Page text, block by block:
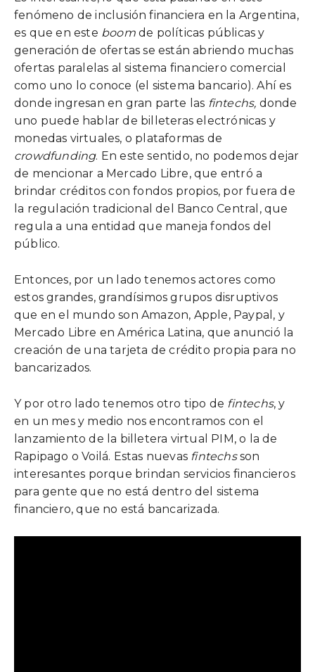
fenómeno de inclusión financiera en la Argentina,
es que en este boom de políticas públicas y
generación de ofertas se están abriendo muchas
ofertas paralelas al sistema financiero comercial
como uno lo conoce (el sistema bancario). Ahí es
donde ingresan en gran parte las fintechs, donde
uno puede hablar de billeteras electrónicas y
monedas virtuales, o plataformas de
crowdfunding. En este sentido, no podemos dejar
de mencionar a Mercado Libre, que entró a
brindar créditos con fondos propios, por fuera de
la regulación tradicional del Banco Central, que
regula a una entidad que maneja fondos del
público.
Entonces, por un lado tenemos actores como
estos grandes, grandísimos grupos disruptivos
que en el mundo son Amazon, Apple, Paypal, y
Mercado Libre en América Latina, que anunció la
creación de una tarjeta de crédito propia para no
bancarizados.
Y por otro lado tenemos otro tipo de fintechs, y
en un mes y medio nos encontramos con el
lanzamiento de la billetera virtual PIM, o la de
Rapipago o Voilá. Estas nuevas fintechsson
interesantes porque brindan servicios financieros
para gente que no está dentro del sistema
financiero, que no está bancarizada.